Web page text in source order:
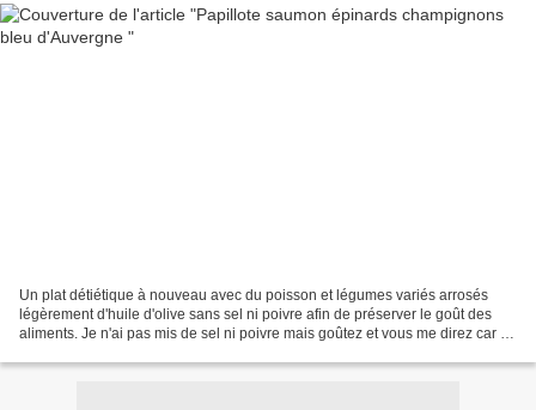
Un plat détiétique à nouveau avec du poisson et légumes variés arrosés
légèrement d'huile d'olive sans sel ni poivre afin de préserver le goût des
aliments. Je n'ai pas mis de sel ni poivre mais goûtez et vous me direz car le